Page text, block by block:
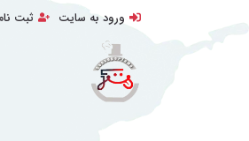
ورود به سایت ثبت